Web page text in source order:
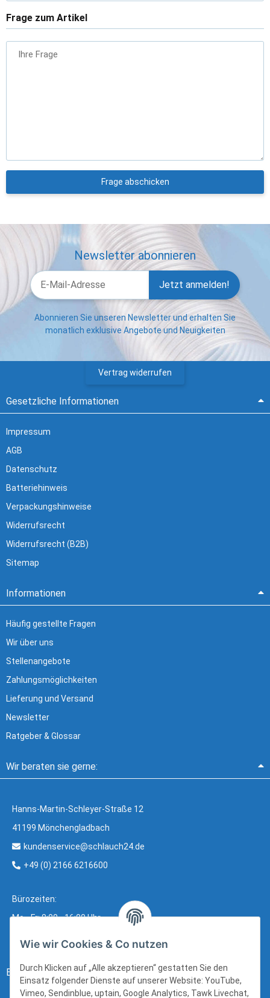
Frage zum Artikel
Ihre Frage
Frage abschicken
Newsletter abonnieren
Jetzt anmelden!
Abonnieren Sie unseren Newsletter und erhalten Sie
monatlich exklusive Angebote und Neuigkeiten
Vertrag widerrufen
Gesetzliche Informationen
Impressum
AGB
Datenschutz
Batteriehinweis
Verpackungshinweise
Widerrufsrecht
Widerrufsrecht (B2B)
Sitemap
Informationen
Häufig gestellte Fragen
Wir über uns
Stellenangebote
Zahlungsmöglichkeiten
Lieferung und Versand
Newsletter
Ratgeber & Glossar
Wir beraten sie gerne:
Hanns-Martin-Schleyer-Straße 12
41199 Mönchengladbach
kundenservice@schlauch24.de
+49 (0) 2166 6216600
Bürozeiten:
Mo - Fr: 8:00 - 16:00 Uhr
Bezahlung:
Wie wir Cookies & Co nutzen
Durch Klicken auf „Alle akzeptieren“ gestatten Sie den
Einsatz folgender Dienste auf unserer Website: YouTube,
Vimeo, Sendinblue, uptain, Google Analytics, Tawk Livechat,